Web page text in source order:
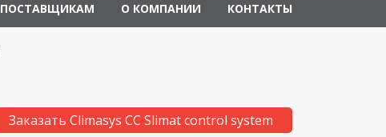
ПОСТАВЩИКАМ О КОМПАНИИ КОНТАКТЫ
Заказать Climasys CC Slimat control system